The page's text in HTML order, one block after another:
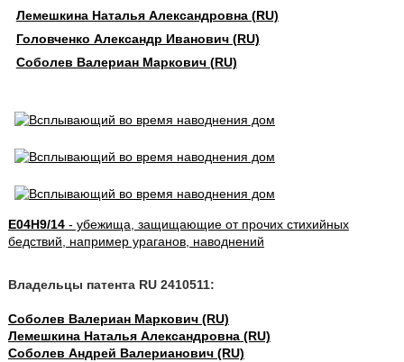
Лемешкина Наталья Александровна (RU)
Головченко Александр Иванович (RU)
Соболев Валериан Маркович (RU)
E04H9/14- убежища, защищающие от прочих стихийных
бедствий, например ураганов, наводнений
Владельцы патента RU 2410511:
Соболев Валериан Маркович (RU)
Лемешкина Наталья Александровна (RU)
Соболев Андрей Валерианович (RU)